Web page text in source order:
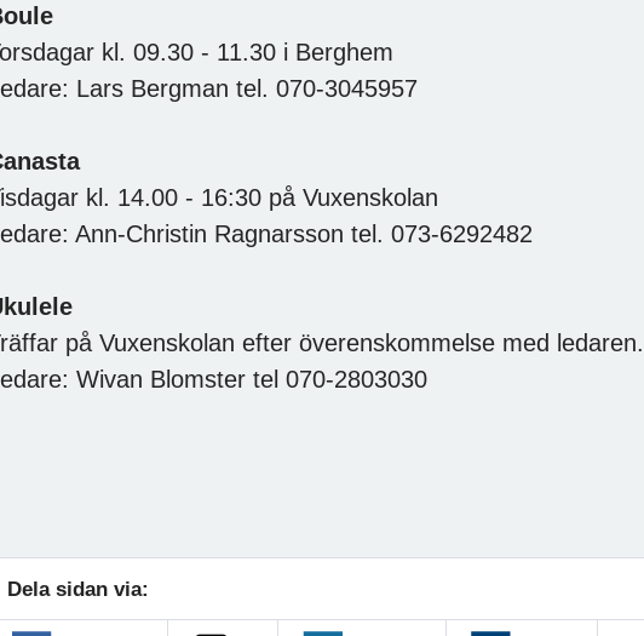
kl. 09.30 - 11.30 i Berghem
Lars Bergman tel. 070-3045957
kl. 14.00 - 16:30 på Vuxenskolan
Ann-Christin Ragnarsson tel. 073-6292482
på Vuxenskolan efter överenskommelse med ledaren.
Wivan Blomster tel 070-2803030
Dela sidan via: